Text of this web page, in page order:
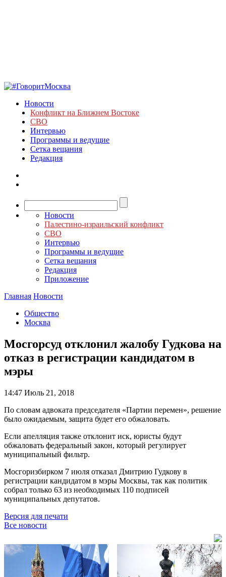
Новости
Конфликт на Ближнем Востоке
СВО
Интервью
Программы и ведущие
Сетка вещания
Редакция
Новости
Палестино-израильский конфликт
СВО
Интервью
Программы и ведущие
Сетка вещания
Редакция
Приложение
Главная Новости
Общество
Москва
Мосгорсуд отклонил жалобу Гудкова на
отказ в регистрации кандидатом в
мэры
14:47 Июль 21, 2018
По словам адвоката председателя «Партии перемен», решение
было ожидаемым, защита будет его обжаловать.
Если апелляция также отклонит иск, юристы будут
обжаловать федеральный закон, который регулирует
муниципальный фильтр.
Мосгоризбирком 7 июля отказал Дмитрию Гудкову в
регистрации кандидатом в мэры Москвы, так как политик
собрал только 63 из необходимых 110 подписей
муниципальных депутатов.
Версия для печати
Все новости